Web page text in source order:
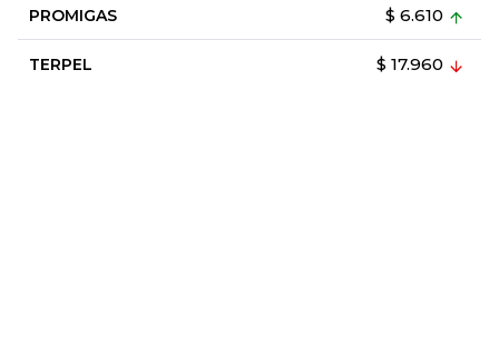
PROMIGAS $ 6.610
TERPEL $ 17.960